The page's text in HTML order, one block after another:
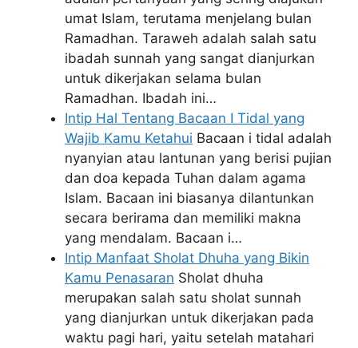
umat Islam, terutama menjelang bulan
Ramadhan. Taraweh adalah salah satu
ibadah sunnah yang sangat dianjurkan
untuk dikerjakan selama bulan
Ramadhan. Ibadah ini…
Intip Hal Tentang Bacaan I Tidal yang
Wajib Kamu Ketahui Bacaan i tidal adalah
nyanyian atau lantunan yang berisi pujian
dan doa kepada Tuhan dalam agama
Islam. Bacaan ini biasanya dilantunkan
secara berirama dan memiliki makna
yang mendalam. Bacaan i…
Intip Manfaat Sholat Dhuha yang Bikin
Kamu Penasaran Sholat dhuha
merupakan salah satu sholat sunnah
yang dianjurkan untuk dikerjakan pada
waktu pagi hari, yaitu setelah matahari